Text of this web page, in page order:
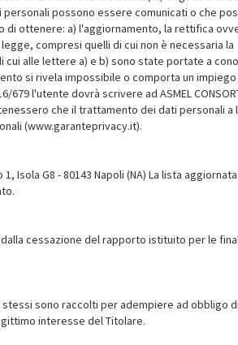
possono essere comunicati o che
ottenere: a) l'aggiornamento, la rettifica
compresi quelli di cui non è necessaria la
alle lettere a) e b) sono state portate a
si rivela impossibile o comporta un
l'utente dovrà scrivere ad ASMEL
che il trattamento dei dati personali
(www.garanteprivacy.it).
Isola G8 - 80143 Napoli (NA) La lista
cessazione del rapporto istituito per le
sono raccolti per adempiere ad obbligo
interesse del Titolare.